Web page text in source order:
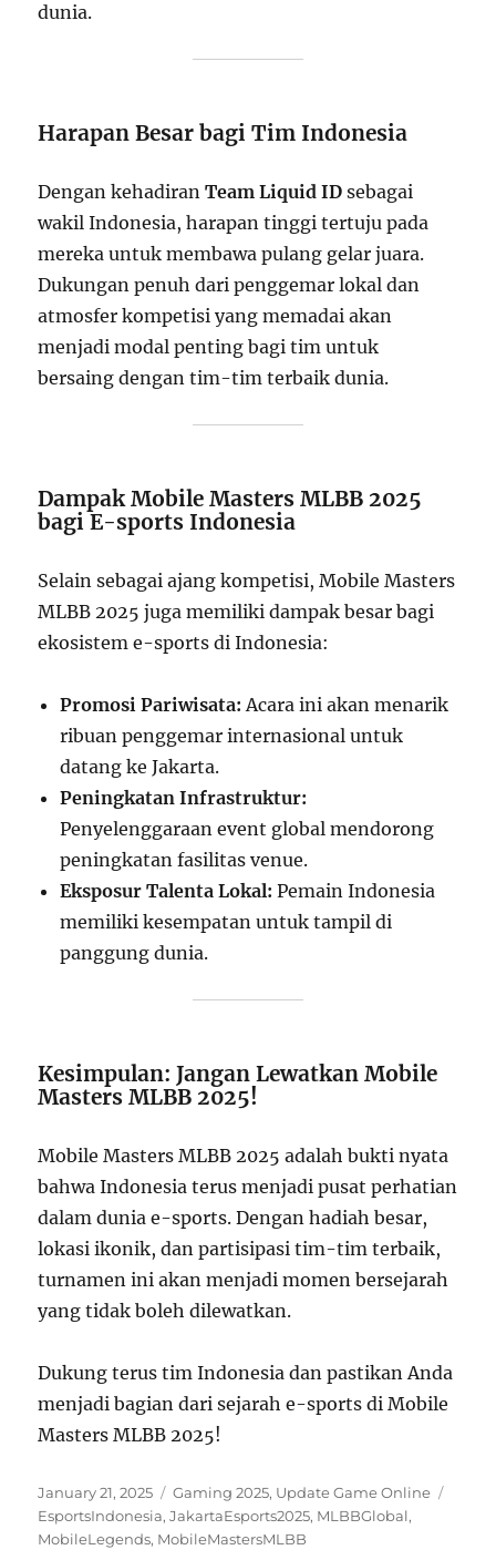
dunia.
Harapan Besar bagi Tim Indonesia
Dengan kehadiranTeam Liquid ID sebagai
wakil Indonesia, harapan tinggi tertuju pada
mereka untuk membawa pulang gelar juara.
Dukungan penuh dari penggemar lokal dan
atmosfer kompetisi yang memadai akan
menjadi modal penting bagi tim untuk
bersaing dengan tim-tim terbaik dunia.
Dampak Mobile Masters MLBB 2025
bagi E-sports Indonesia
Selain sebagai ajang kompetisi, Mobile Masters
MLBB 2025 juga memiliki dampak besar bagi
ekosistem e-sports di Indonesia:
Promosi Pariwisata: Acara ini akan menarik
ribuan penggemar internasional untuk
datang ke Jakarta.
Peningkatan Infrastruktur:
Penyelenggaraan event global mendorong
peningkatan fasilitas venue.
Eksposur Talenta Lokal: Pemain Indonesia
memiliki kesempatan untuk tampil di
panggung dunia.
Kesimpulan: Jangan Lewatkan Mobile
Masters MLBB 2025!
Mobile Masters MLBB 2025 adalah bukti nyata
bahwa Indonesia terus menjadi pusat perhatian
dalam dunia e-sports. Dengan hadiah besar,
lokasi ikonik, dan partisipasi tim-tim terbaik,
turnamen ini akan menjadi momen bersejarah
yang tidak boleh dilewatkan.
Dukung terus tim Indonesia dan pastikan Anda
menjadi bagian dari sejarah e-sports di Mobile
Masters MLBB 2025!
Posted
on
January 21, 2025 Categories
Gaming 2025, Update Game Online
EsportsIndonesia,JakartaEsports2025, MLBBGlobal,
MobileLegends, MobileMastersMLBB